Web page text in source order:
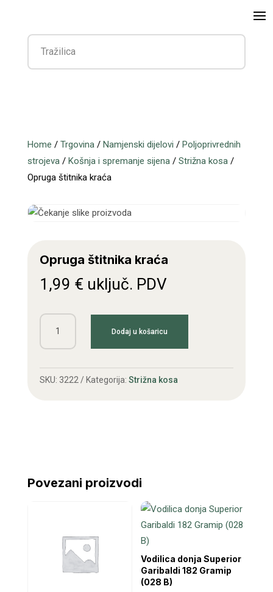
Home / Trgovina/ Namjenski dijelovi / Poljoprivrednih
strojeva/ Košnja i spremanje sijena/ Strižna kosa/
Opruga štitnika kraća
Opruga štitnika kraća
1,99 € uključ. PDV
Opruga
štitnika
količina
Dodaj u košaricu
SKU: 3222 Kategorija: Strižna kosa
Povezani proizvodi
Vodilica donja Superior
Garibaldi 182 Gramip
(028 B)